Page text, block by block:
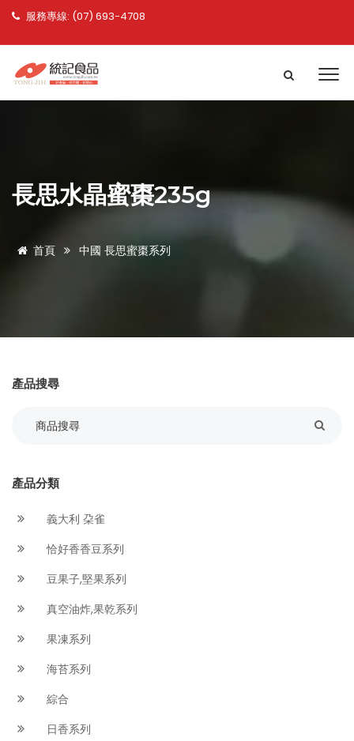
服務專線: (07) 693-4708
長思水晶蜜棗235g
首頁 中國 長思蜜棗系列
產品搜尋
產品分類
義大利 朶雀
恰好香香豆系列
豆果子,堅果系列
真空油炸,果乾系列
果凍系列
海苔系列
綜合
日香系列